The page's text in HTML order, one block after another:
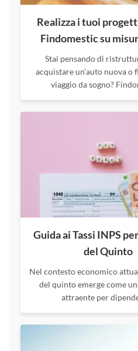
Realizza i tuoi
Findomestic su
Stai pensando di
acquistare un’auto nuova o
viaggio da sogno?
Guida ai Tassi INPS
del Quinto
Nel contesto economico
del quinto emerge come
attraente per